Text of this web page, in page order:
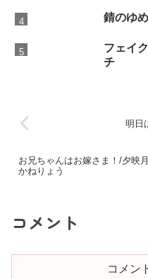
錆のゆ
フェイ
チ
明日
お兄ちゃんはお嫁さま！/夕映
かねりょう
コメント
コメン